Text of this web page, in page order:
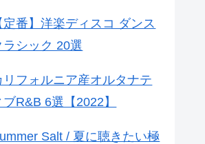
定番】洋楽ディスコ ダンス
ラシック 20選
リフォルニア産オルタナテ
ブR&B 6選【2022】
Salt / 夏に聴きたい極